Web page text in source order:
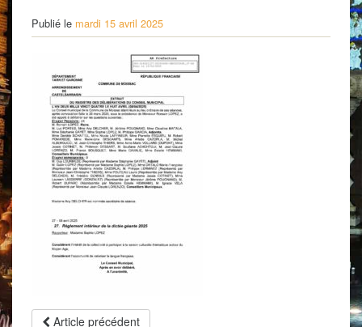
Publié le mardi 15 avril 2025
Article précédent